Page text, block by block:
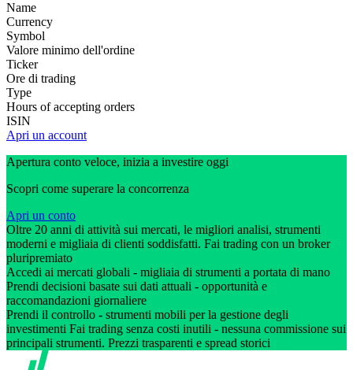
Name
Currency
Symbol
Valore minimo dell'ordine
Ticker
Ore di trading
Type
Hours of accepting orders
ISIN
Apri un account
Apertura conto veloce, inizia a investire oggi
Scopri come superare la concorrenza
Apri un conto
Oltre 20 anni di attività sui mercati, le migliori analisi, strumenti
moderni e migliaia di clienti soddisfatti. Fai trading con un broker
pluripremiato
Accedi ai mercati globali - migliaia di strumenti a portata di mano
Prendi decisioni basate sui dati attuali - opportunità e
raccomandazioni giornaliere
Prendi il controllo - strumenti mobili per la gestione degli
investimenti Fai trading senza costi inutili - nessuna commissione sui
principali strumenti. Prezzi trasparenti e spread storici